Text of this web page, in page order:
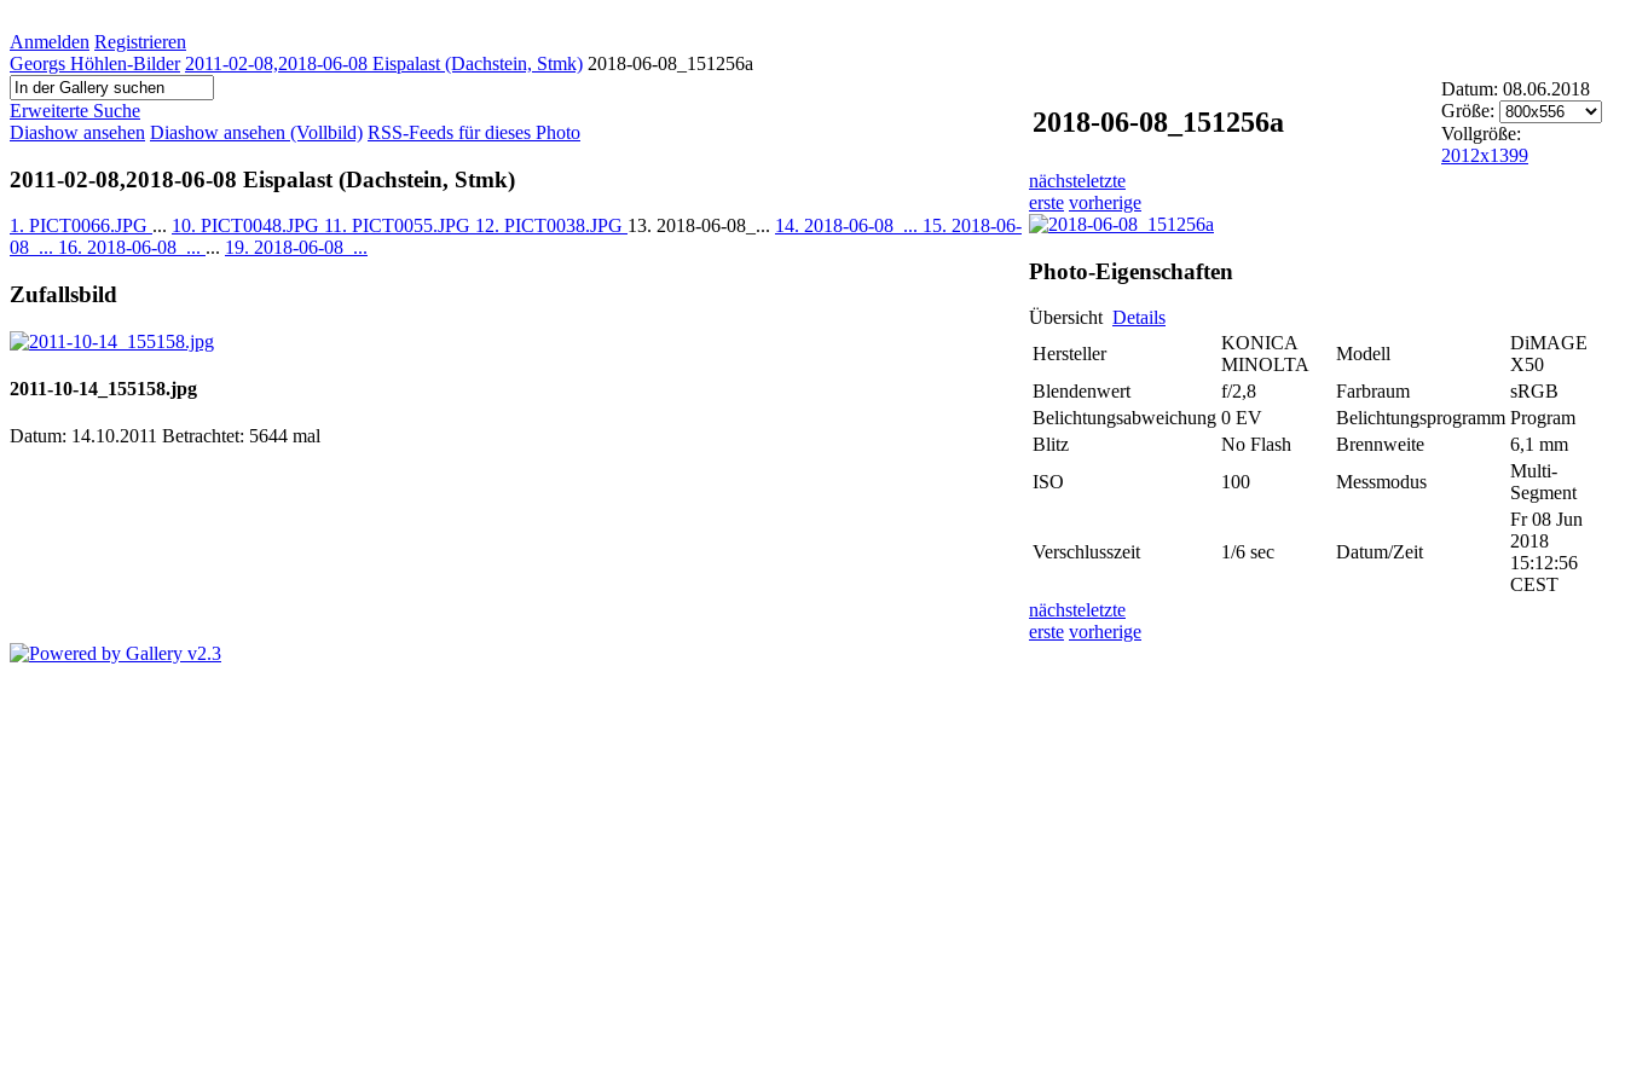
Anmelden Registrieren
Georgs Höhlen-Bilder 2011-02-08,2018-06-08 Eispalast (Dachstein, Stmk) 2018-06-08_151256a
Erweiterte Suche
Diashow ansehen Diashow ansehen (Vollbild) RSS-Feeds für dieses Photo
2011-02-08,2018-06-08 Eispalast (Dachstein, Stmk)
1. PICT0066.JPG ... 10. PICT0048.JPG 11. PICT0055.JPG 12. PICT0038.JPG 13. 2018-06-08_... 14. 2018-06-08_... 15. 2018-06-
08_... 16. 2018-06-08_... ... 19. 2018-06-08_...
Zufallsbild
2011-10-14_155158.jpg
Datum: 14.10.2011 Betrachtet: 5644 mal
2018-06-08_151256a
Datum: 08.06.2018
Größe:
Vollgröße:
2012x1399
nächsteletzte
erste vorherige
Photo-Eigenschaften
Übersicht Details
Hersteller
KONICA
MINOLTA
Modell
DiMAGE
X50
Blendenwert
f/2,8 Farbraum
sRGB
Belichtungsabweichung 0 EV Belichtungsprogramm Program
Blitz
No Flash Brennweite
6,1 mm
ISO
100 Messmodus
Multi-
Segment
Verschlusszeit 1/6 sec Datum/Zeit
Fr 08 Jun
2018
15:12:56
CEST
nächsteletzte
erste vorherige